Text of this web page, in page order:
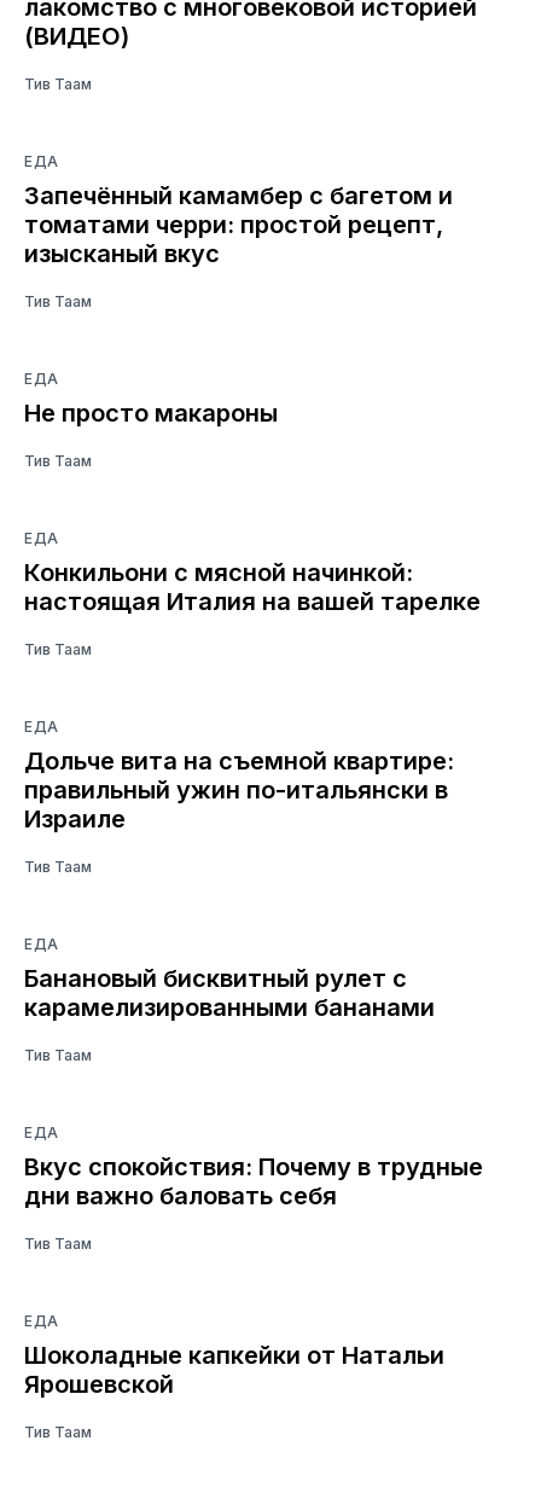
лакомство с многовековой историей
(ВИДЕО)
Тив Таам
ЕДА
Запечённый камамбер с багетом и
томатами черри: простой рецепт,
изысканый вкус
Тив Таам
ЕДА
Не просто макароны
Тив Таам
ЕДА
Конкильони с мясной начинкой:
настоящая Италия на вашей тарелке
Тив Таам
ЕДА
Дольче вита на съемной квартире:
правильный ужин по-итальянски в
Израиле
Тив Таам
ЕДА
Банановый бисквитный рулет с
карамелизированными бананами
Тив Таам
ЕДА
Вкус спокойствия: Почему в трудные
дни важно баловать себя
Тив Таам
ЕДА
Шоколадные капкейки от Натальи
Ярошевской
Тив Таам